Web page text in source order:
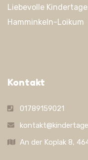
Liebevolle
Hamminkeln-Loikum
Kontakt
01789159021
An der Koplak 8,